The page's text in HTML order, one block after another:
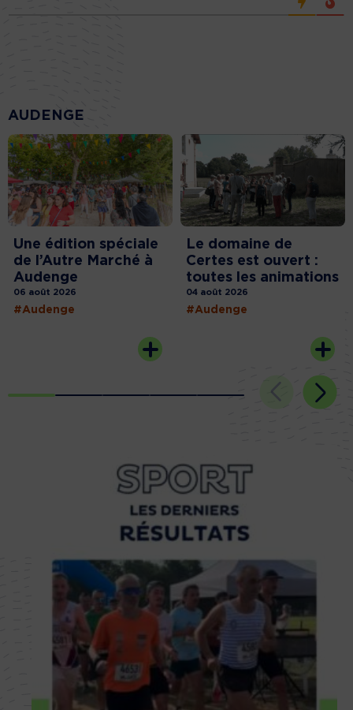
AUDENGE
Une édition spéciale
de l’Autre Marché à
Audenge
06 août 2026
#Audenge
Le domaine de
Certes est ouvert :
toutes les animations
04 août 2026
#Audenge